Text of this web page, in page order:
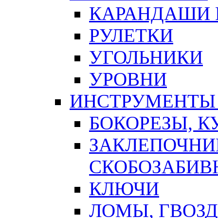
КАРАНДАШИ
РУЛЕТКИ
УГОЛЬНИКИ
УРОВНИ
БОКОРЕЗЫ,
КЛЮЧИ
ЛОМЫ,